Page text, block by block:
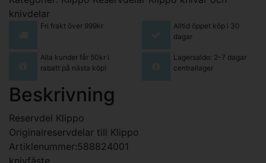
knivdelar
Fri frakt över 999kr
Alltid öppet köp i 30
dagar
Alla kunder får 50kr i
rabatt på nästa köp!
Lagersaldo: 2-7 dagar
centrallager
Beskrivning
Reservdel Klippo
Originalreservdelar till Klippo
Artiklenummer:588824001
knivfäste